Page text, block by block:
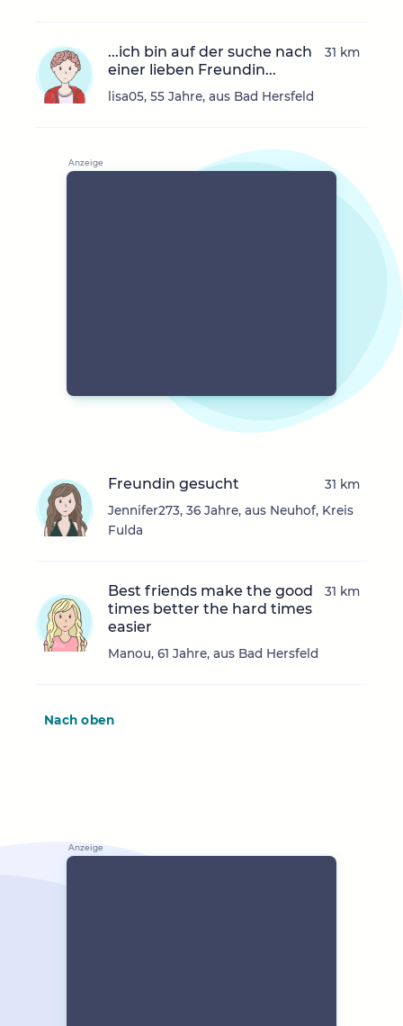
...ich bin auf der suche nach
einer lieben Freundin...
lisa05, 55 Jahre, aus Bad Hersfeld
31 km
Freundin gesucht
Jennifer273, 36 Jahre, aus Neuhof, Kreis
Fulda
31 km
Best friends make the good
times better the hard times
easier
Manou, 61 Jahre, aus Bad Hersfeld
31 km
Nach oben